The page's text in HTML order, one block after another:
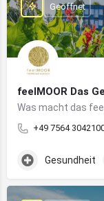
feelMOOR Das
+49 7564
Geöffnet
Gesundheit